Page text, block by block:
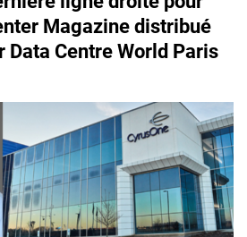
Magazine distribué
Centre World Paris